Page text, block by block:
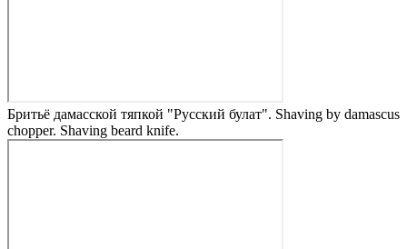
Бритьё дамасской тяпкой "Русский булат". Shaving by damascus
chopper. Shaving beard knife.